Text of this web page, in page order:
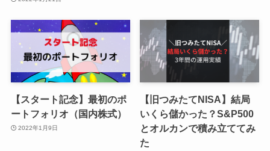
【スタート記念】最初のポ
ートフォリオ（国内株式）
2022年1月9日
【旧つみたてNISA】結局
いくら儲かった？S&P500
とオルカンで積み立ててみ
た